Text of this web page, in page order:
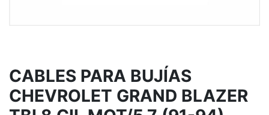
CABLES PARA BUJÍAS
CHEVROLET GRAND BLAZER